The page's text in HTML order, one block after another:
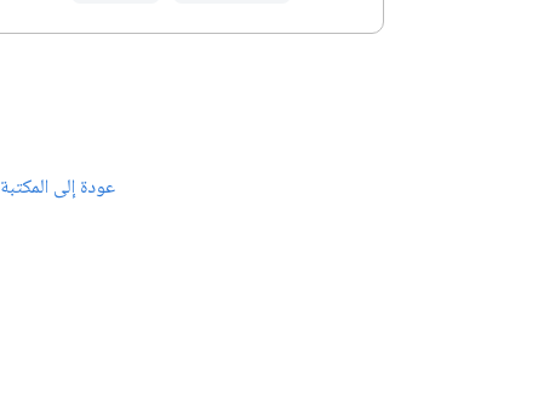
عودة إلى المكتبة